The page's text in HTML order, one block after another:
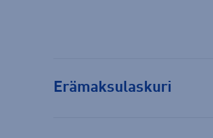
Erämaksulaskuri